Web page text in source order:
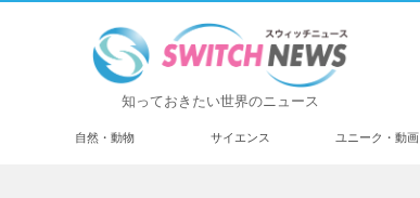
知っておきたい世界のニュース
自然・動物 サイエンス ユニーク・動画